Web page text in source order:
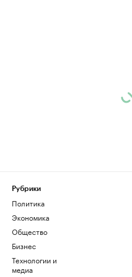
Рубрики
Политика
Экономика
Общество
Бизнес
Технологии и
медиа